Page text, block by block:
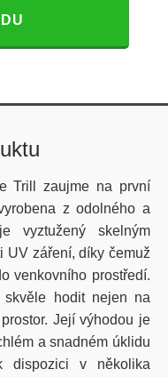
Trill zaujme na první
z odolného a
vyztužený skelným
UV záření, díky čemuž
venkovního prostředí.
hodit nejen na
Její výhodou je
a snadném úklidu
v několika